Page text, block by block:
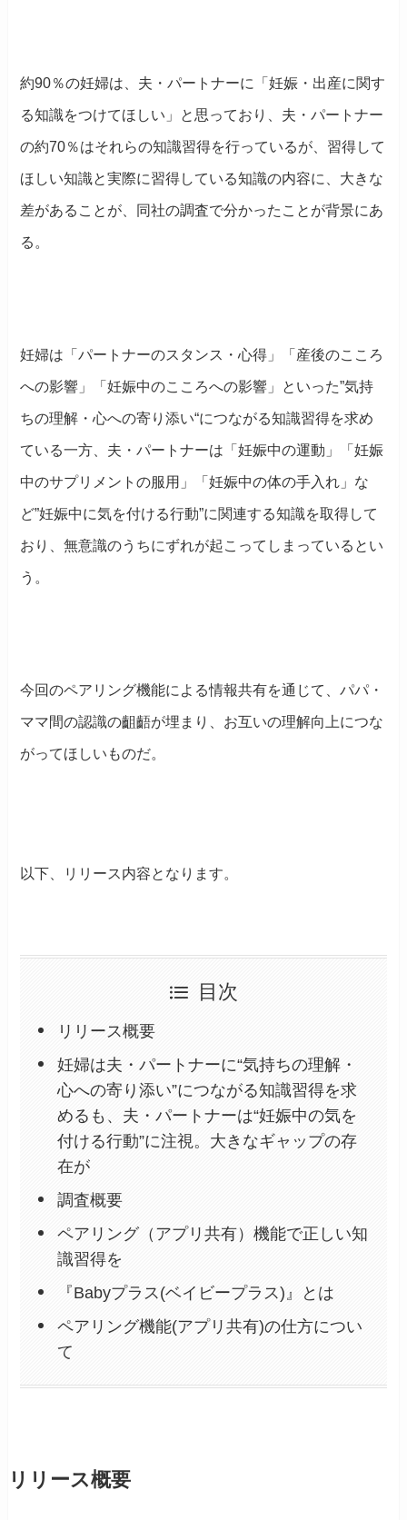
約90％の妊婦は、夫・パートナーに「妊娠・出産に関す
る知識をつけてほしい」と思っており、夫・パートナー
の約70％はそれらの知識習得を行っているが、習得して
ほしい知識と実際に習得している知識の内容に、大きな
差があることが、同社の調査で分かったことが背景にあ
る。
妊婦は「パートナーのスタンス・心得」「産後のこころ
への影響」「妊娠中のこころへの影響」といった”気持
ちの理解・心への寄り添い“につながる知識習得を求め
ている一方、夫・パートナーは「妊娠中の運動」「妊娠
中のサプリメントの服用」「妊娠中の体の手入れ」な
ど”妊娠中に気を付ける行動”に関連する知識を取得して
おり、無意識のうちにずれが起こってしまっているとい
う。
今回のペアリング機能による情報共有を通じて、パパ・
ママ間の認識の齟齬が埋まり、お互いの理解向上につな
がってほしいものだ。
以下、リリース内容となります。
目次
リリース概要
妊婦は夫・パートナーに“気持ちの理解・
心への寄り添い”につながる知識習得を求
めるも、夫・パートナーは“妊娠中の気を
付ける行動”に注視。大きなギャップの存
在が
調査概要
ペアリング（アプリ共有）機能で正しい知
識習得を
『Babyプラス(ベイビープラス)』とは
ペアリング機能(アプリ共有)の仕方につい
て
リリース概要